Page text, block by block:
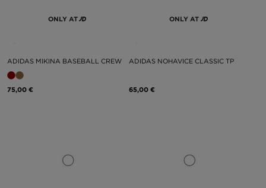
ONLY AT
ADIDAS MIKINA BASEBALL CREW
75,00 €
ONLY AT
ADIDAS NOHAVICE CLASSIC TP
65,00 €